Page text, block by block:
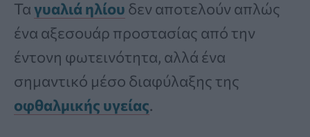
Ταγυαλιά ηλίου δεν αποτελούν απλώς
ένα αξεσουάρ προστασίας από την
έντονη φωτεινότητα, αλλά ένα
σημαντικό μέσο διαφύλαξης της
οφθαλμικής υγείας.